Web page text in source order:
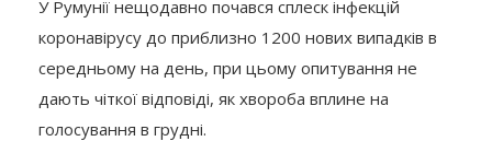
У Румунії нещодавно почався сплеск інфекцій
коронавірусу до приблизно 1200 нових випадків в
середньому на день, при цьому опитування не
дають чіткої відповіді, як хвороба вплине на
голосування в грудні.